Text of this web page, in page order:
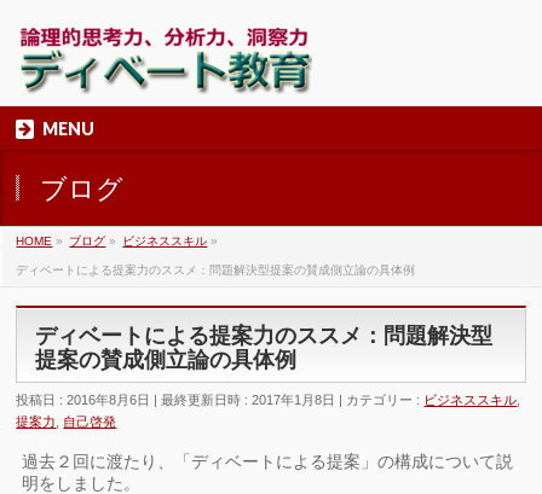
MENU
ブログ
HOME » ブログ » ビジネススキル »
ディベートによる提案力のススメ：問題解決型提案の賛成側立論の具体例
ディベートによる提案力のススメ：問題解決型
提案の賛成側立論の具体例
投稿日 : 2016年8月6日 最終更新日時 : 2017年1月8日 カテゴリー : ビジネススキル
提案力
自己啓発
過去２回に渡たり、「ディベートによる提案」の構成について説
明をしました。